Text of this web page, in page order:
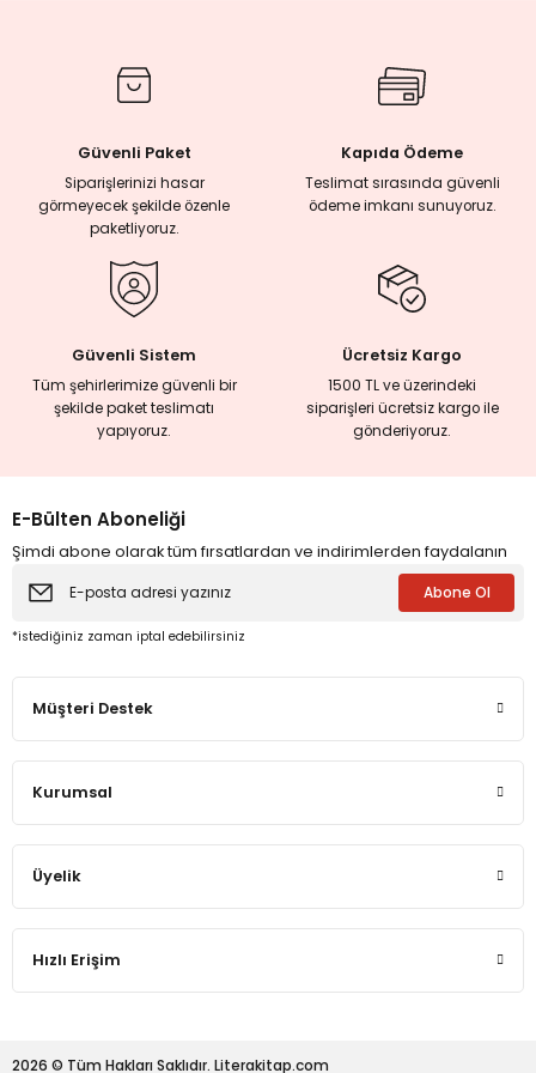
Mirası
Güvenli Paket
Siparişlerinizi hasar
görmeyecek şekilde özenle
paketliyoruz.
Kapıda Ödeme
Teslimat sırasında güvenli
ödeme imkanı sunuyoruz.
Güvenli Sistem
Tüm şehirlerimize güvenli bir
şekilde paket teslimatı
yapıyoruz.
Ücretsiz Kargo
1500 TL ve üzerindeki
siparişleri ücretsiz kargo ile
gönderiyoruz.
E-Bülten Aboneliği
Şimdi abone olarak tüm fırsatlardan ve indirimlerden faydalanın
Abone Ol
*istediğiniz zaman iptal edebilirsiniz
Müşteri Destek
Kurumsal
Üyelik
Hızlı Erişim
2026 © Tüm Hakları Saklıdır. Literakitap.com